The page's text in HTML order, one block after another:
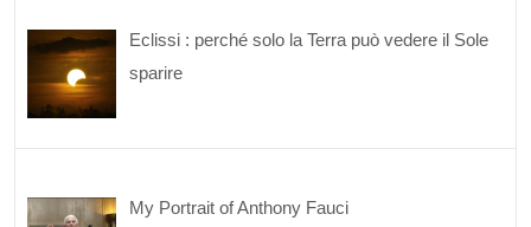
Eclissi : perché solo la Terra può vedere il Sole
sparire
My Portrait of Anthony Fauci